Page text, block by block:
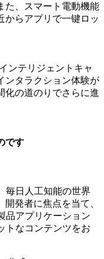
た、スマート電動機能
からアプリで一键ロッ
ンテリジェントキャ
ンタラクション体験が
化の道のりでさらに進
です
毎日人工知能の世界
発者に焦点を当て、
品アプリケーション
トなコンテンツをお